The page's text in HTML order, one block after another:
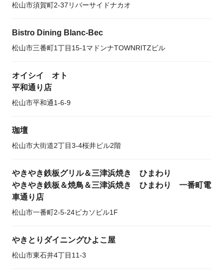
松山市須賀町2-37リバーサイドナカオ
Bistro Dining Blanc-Bec
松山市三番町1丁目15-1マドンナTOWNRITZビル
オイシイ オト
平和通り店
松山市平和通1-6-9
珈壇
松山市大街道2丁目3-4桜井ビル2階
やきやき鉄板グリル＆三津浜焼き ひまわり
やきやき鉄板＆焼鳥＆三津浜焼き ひまわり 一番町電
車通り店
松山市一番町2-5-24ピカソビル1F
やきとりダイニングひよこ屋
松山市東石井4丁目11-3